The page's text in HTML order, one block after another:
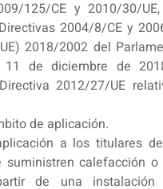
125/CE y 2010/30/
2004/8/CE y
2018/2002 del
11 de diciembre de
2012/27/UE
de aplicación.
a los titulares
suministren calefacción
de una instalación